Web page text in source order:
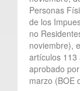
Personas
de los
no
noviembre),
artículos 113
aprobado
marzo (BOE